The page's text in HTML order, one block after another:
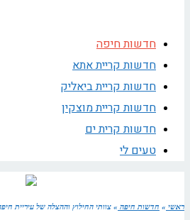
חדשות חיפה
חדשות קריית אתא
חדשות קריית ביאליק
חדשות קריית מוצקין
חדשות קרית ים
טעים לי
ראשי » חדשות חיפה » צוותי החילוץ וההצלה של עיריית